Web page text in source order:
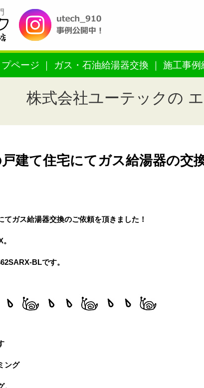
プページ ガス・石油給湯器交換 施工事例
株式会社ユーテックの
建て住宅にてガス給湯器の交
てガス給湯器交換のご依頼を頂きました！
BLです。
ング